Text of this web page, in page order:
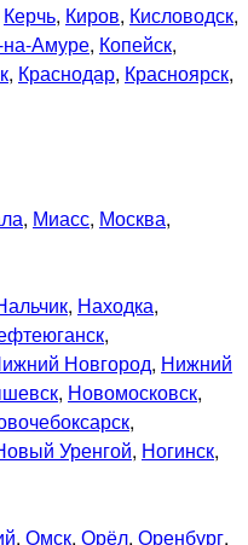
Керчь, Киров, Кисловодск,
на-Амуре, Копейск,
, Краснодар, Красноярск,
, Миасс, Москва,
, Находка,
,
Новгород, Нижний
, Новомосковск,
,
Уренгой, Ногинск,
, Омск, Орёл, Оренбург,